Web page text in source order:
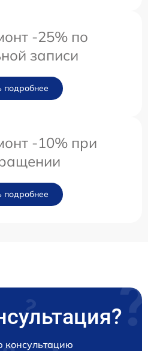
-25% по
записи
подробнее
-10% при
подробнее
консультацию